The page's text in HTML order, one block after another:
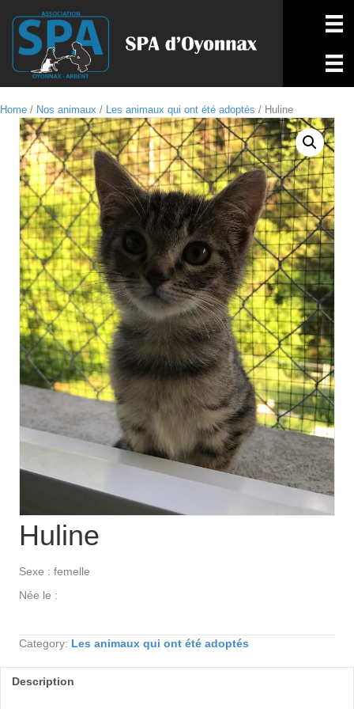
Home / Nos animaux / Les animaux qui ont été adoptés / Huline
Huline
Sexe : femelle
Née le :
Category: Les animaux qui ont été adoptés
Description